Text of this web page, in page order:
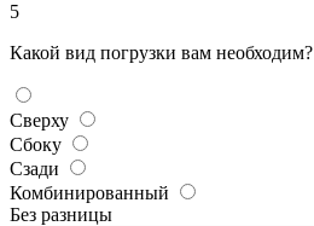
5
Какой вид погрузки вам необходим?
Сверху
Сбоку
Сзади
Комбинированный
Без разницы